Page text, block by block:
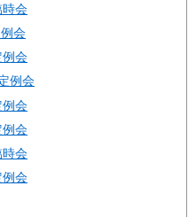
会
会
会
例会
会
会
会
会